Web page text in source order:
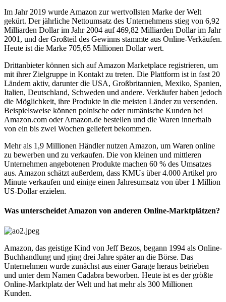
Im Jahr 2019 wurde Amazon zur wertvollsten Marke der Welt
gekürt. Der jährliche Nettoumsatz des Unternehmens stieg von 6,92
Milliarden Dollar im Jahr 2004 auf 469,82 Milliarden Dollar im Jahr
2001, und der Großteil des Gewinns stammte aus Online-Verkäufen.
Heute ist die Marke 705,65 Millionen Dollar wert.
Drittanbieter können sich auf Amazon Marketplace registrieren, um
mit ihrer Zielgruppe in Kontakt zu treten. Die Plattform ist in fast 20
Ländern aktiv, darunter die USA, Großbritannien, Mexiko, Spanien,
Italien, Deutschland, Schweden und andere. Verkäufer haben jedoch
die Möglichkeit, ihre Produkte in die meisten Länder zu versenden.
Beispielsweise können polnische oder rumänische Kunden bei
Amazon.com oder Amazon.de bestellen und die Waren innerhalb
von ein bis zwei Wochen geliefert bekommen.
Mehr als 1,9 Millionen Händler nutzen Amazon, um Waren online
zu bewerben und zu verkaufen. Die von kleinen und mittleren
Unternehmen angebotenen Produkte machen 60 % des Umsatzes
aus. Amazon schätzt außerdem, dass KMUs über 4.000 Artikel pro
Minute verkaufen und einige einen Jahresumsatz von über 1 Million
US-Dollar erzielen.
Was unterscheidet Amazon von anderen Online-Marktplätzen?
Amazon, das geistige Kind von Jeff Bezos, begann 1994 als Online-
Buchhandlung und ging drei Jahre später an die Börse. Das
Unternehmen wurde zunächst aus einer Garage heraus betrieben
und unter dem Namen Cadabra beworben. Heute ist es der größte
Online-Marktplatz der Welt und hat mehr als 300 Millionen
Kunden.